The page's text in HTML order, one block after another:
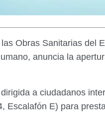
Obras Sanitarias del
anuncia la
a ciudadanos
Escalafón E) para